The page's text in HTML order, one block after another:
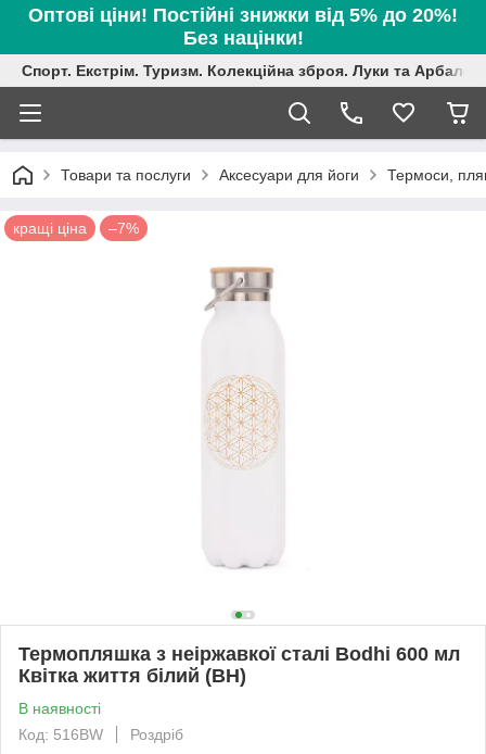
Оптові ціни! Постійні знижки від 5% до 20%!
Без націнки!
Спорт. Екстрім. Туризм. Колекційна зброя. Луки та
Товари та послуги Аксесуари для йоги Термоси,
кращі ціна –7%
Термопляшка з неіржавкої сталі Bodhi 600 мл
Квітка життя білий (BH)
В наявності
Код: 516BW
Роздріб